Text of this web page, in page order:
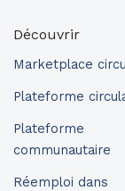
Découvrir
Marketplace
Plateforme
Plateforme
communautaire
Réemploi dans